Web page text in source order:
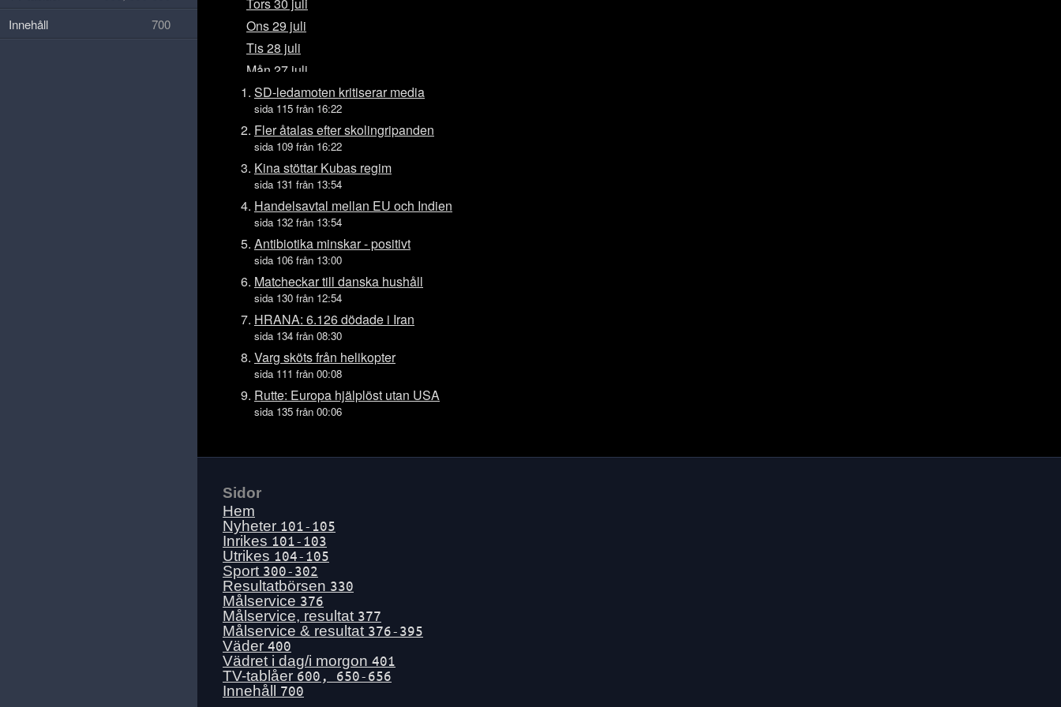
Tors 30 juli
Ons 29 juli
Tis 28 juli
Mån 27 juli
Sön 26 juli
Lör 25 juli
Fre 24 juli
Ons 22 juli
Tis 21 juli
Mån 20 juli
Sön 19 juli
Lör 18 juli
Fre 17 juli
Tors 16 juli
Ons 15 juli
Tis 14 juli
Mån 13 juli
Sön 12 juli
Ons 8 juli
Tis 7 juli
Mån 6 juli
Sön 5 juli
Lör 4 juli
Fre 3 juli
Tors 2 juli
Ons 1 juli
Tis 30 juni
Mån 29 juni
SD-ledamoten kritiserar media
sida 115 från 16:22
Fler åtalas efter skolingripanden
sida 109 från 16:22
Kina stöttar Kubas regim
sida 131 från 13:54
Handelsavtal mellan EU och Indien
sida 132 från 13:54
Antibiotika minskar - positivt
sida 106 från 13:00
Matcheckar till danska hushåll
sida 130 från 12:54
HRANA: 6.126 dödade i Iran
sida 134 från 08:30
Varg sköts från helikopter
sida 111 från 00:08
Rutte: Europa hjälplöst utan USA
sida 135 från 00:06
Sidor
Hem
Nyheter 101-105
Inrikes 101-103
Utrikes 104-105
Sport 300-302
Resultatbörsen 330
Målservice 376
Målservice, resultat 377
Målservice & resultat 376-395
Väder 400
Vädret i dag/i morgon 401
TV-tablåer 600, 650-656
Innehåll 700
Innehåll
700